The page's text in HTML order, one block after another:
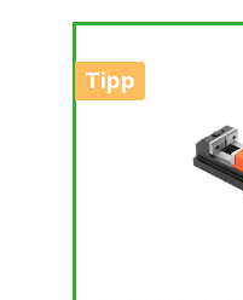
Tipp